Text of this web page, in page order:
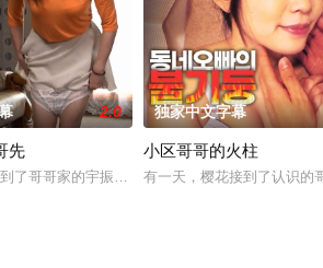
没有只来一次的客人 这头皮管理店的秘诀是什
2.0
先
了哥哥家的宇振 和预备嫂子妍希一起生活了 第
独家中文字幕
小区哥哥的火柱
有一天，樱花接到了认识的